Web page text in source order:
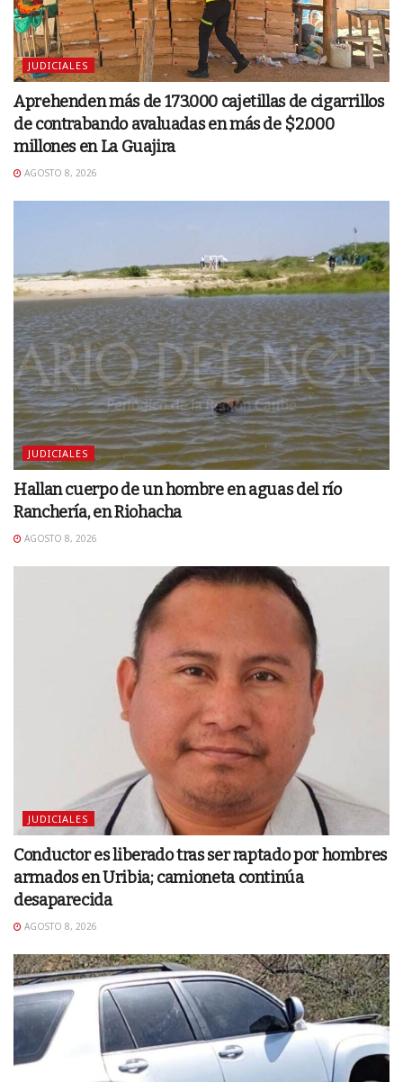
JUDICIALES
Aprehenden más de 173.000 cajetillas de cigarrillos
de contrabando avaluadas en más de $2.000
millones en La Guajira
AGOSTO 8, 2026
JUDICIALES
Hallan cuerpo de un hombre en aguas del río
Ranchería, en Riohacha
AGOSTO 8, 2026
JUDICIALES
Conductor es liberado tras ser raptado por hombres
armados en Uribia; camioneta continúa
desaparecida
AGOSTO 8, 2026